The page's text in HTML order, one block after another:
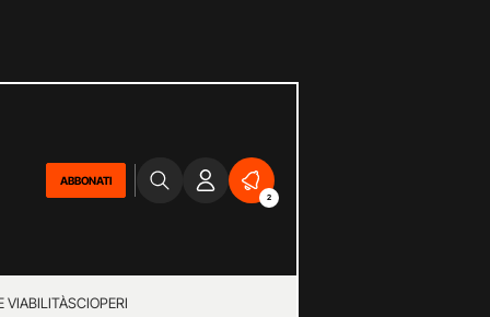
ABBONATI
2
VIABILITÀSCIOPERI